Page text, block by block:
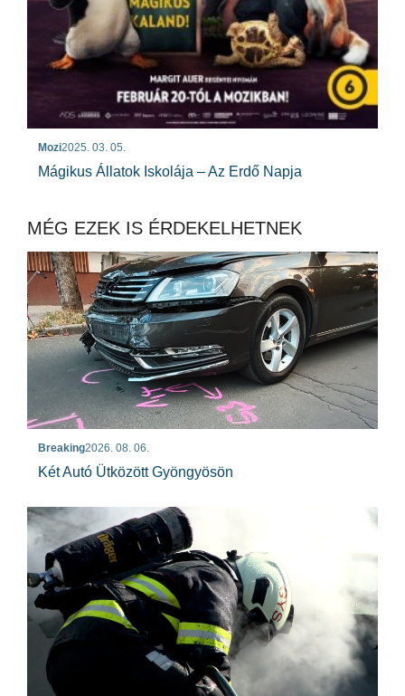
Mozi2025. 03. 05.
Mágikus Állatok Iskolája – Az Erdő Napja
MÉG EZEK IS ÉRDEKELHETNEK
Breaking2026. 08. 06.
Két Autó Ütközött Gyöngyösön